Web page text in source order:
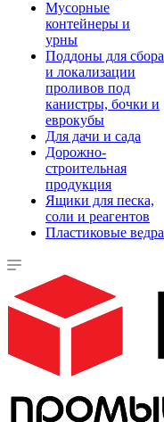
Мусорные
контейнеры и
урны
Поддоны для сбора
и локализации
проливов под
канистры, бочки и
еврокубы
Для дачи и сада
Дорожно-
строительная
продукция
Ящики для песка,
соли и реагентов
Пластиковые ведра